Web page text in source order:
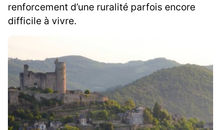
renforcement d’une ruralité parfois encore
difficile à vivre.